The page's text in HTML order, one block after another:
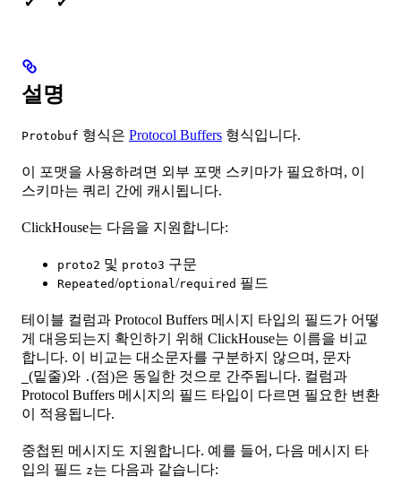
설명
Protobuf 형식은 Protocol Buffers 형식입니다.
이 포맷을 사용하려면 외부 포맷 스키마가 필요하며, 이
스키마는 쿼리 간에 캐시됩니다.
ClickHouse는 다음을 지원합니다:
proto2 및 proto3 구문
Repeated/optional/required 필드
테이블 컬럼과 Protocol Buffers 메시지 타입의 필드가 어떻
게 대응되는지 확인하기 위해 ClickHouse는 이름을 비교
합니다. 이 비교는 대소문자를 구분하지 않으며, 문자
(밑줄)와 . (점)은 동일한 것으로 간주됩니다. 컬럼과
Protocol Buffers 메시지의 필드 타입이 다르면 필요한 변환
이 적용됩니다.
중첩된 메시지도 지원합니다. 예를 들어, 다음 메시지 타
입의 필드 z는 다음과 같습니다: